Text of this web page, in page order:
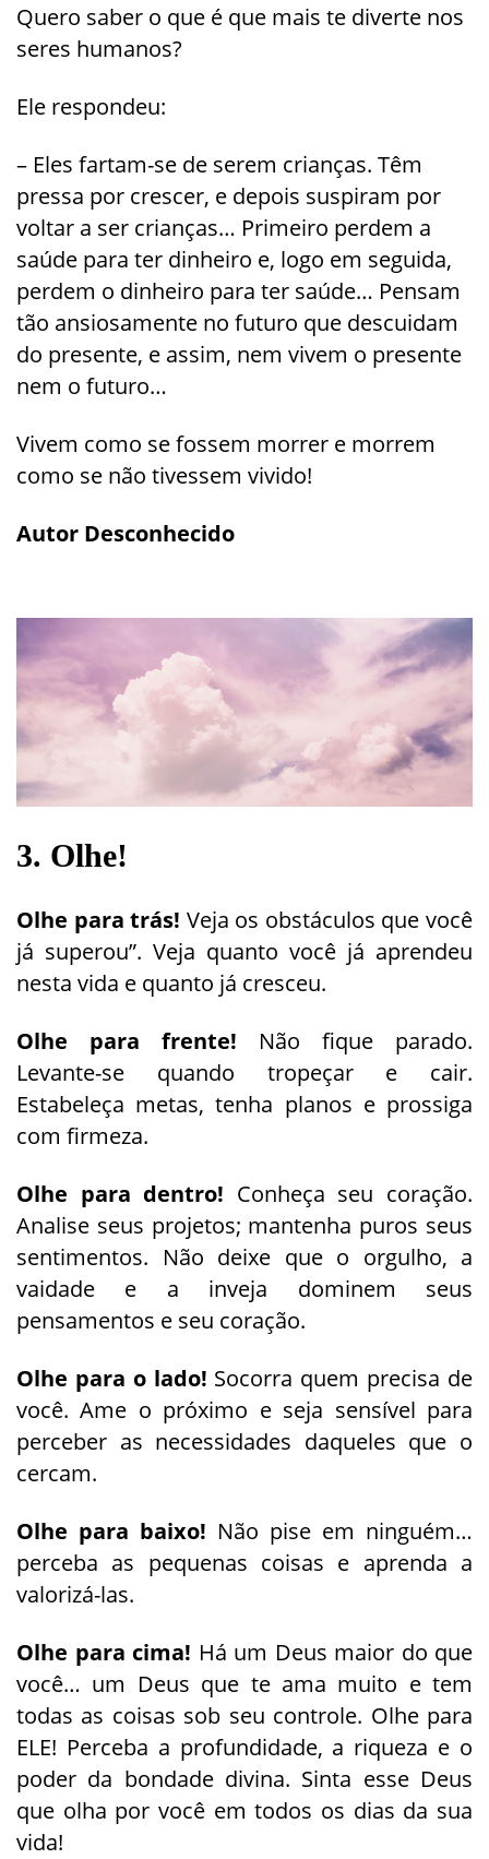
Quero saber o que é que mais te diverte nos
seres humanos?
Ele respondeu:
– Eles fartam-se de serem crianças. Têm
pressa por crescer, e depois suspiram por
voltar a ser crianças… Primeiro perdem a
saúde para ter dinheiro e, logo em seguida,
perdem o dinheiro para ter saúde… Pensam
tão ansiosamente no futuro que descuidam
do presente, e assim, nem vivem o presente
nem o futuro…
Vivem como se fossem morrer e morrem
como se não tivessem vivido!
Autor Desconhecido
3. Olhe!
Olhe para trás! Veja os obstáculos que você
já superou”. Veja quanto você já aprendeu
nesta vida e quanto já cresceu.
Olhe para frente! Não fique parado.
Levante-se quando tropeçar e cair.
Estabeleça metas, tenha planos e prossiga
com firmeza.
Olhe para dentro! Conheça seu coração.
Analise seus projetos; mantenha puros seus
sentimentos. Não deixe que o orgulho, a
vaidade e a inveja dominem seus
pensamentos e seu coração.
Olhe para o lado! Socorra quem precisa de
você. Ame o próximo e seja sensível para
perceber as necessidades daqueles que o
cercam.
Olhe para baixo! Não pise em ninguém…
perceba as pequenas coisas e aprenda a
valorizá-las.
Olhe para cima! Há um Deus maior do que
você… um Deus que te ama muito e tem
todas as coisas sob seu controle. Olhe para
ELE! Perceba a profundidade, a riqueza e o
poder da bondade divina. Sinta esse Deus
que olha por você em todos os dias da sua
vida!